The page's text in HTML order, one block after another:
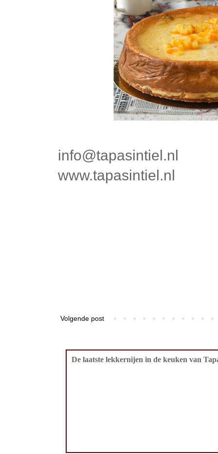
info@tapasintiel.nl
www.tapasintiel.nl
Volgende post
De laatste lekkernijen in de keuken van